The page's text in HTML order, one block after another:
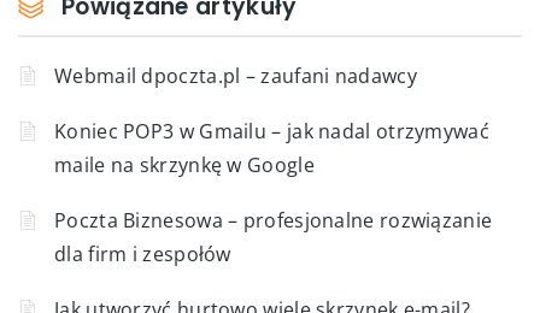
Webmail dpoczta.pl – zaufani nadawcy
Koniec POP3 w Gmailu – jak nadal otrzymywać
maile na skrzynkę w Google
Poczta Biznesowa – profesjonalne rozwiązanie
dla firm i zespołów